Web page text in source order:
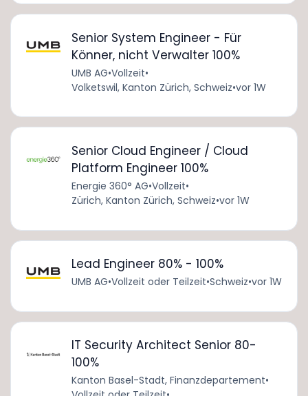
Senior System Engineer - Für
Könner, nicht Verwalter 100%
UMB AG•Vollzeit•
Volketswil, Kanton Zürich, Schweiz•vor 1W
Senior Cloud Engineer / Cloud
Platform Engineer 100%
Energie 360° AG•Vollzeit•
Zürich, Kanton Zürich, Schweiz•vor 1W
Lead Engineer 80% - 100%
UMB AG•Vollzeit oder Teilzeit•Schweiz•vor 1W
IT Security Architect Senior 80-
100%
Kanton Basel-Stadt, Finanzdepartement•